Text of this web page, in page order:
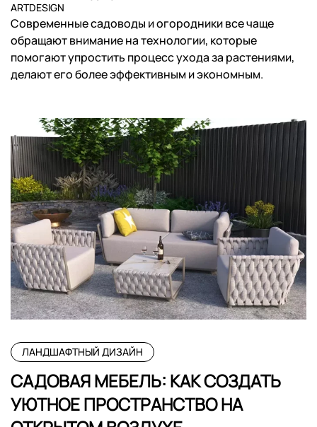
ARTDESIGN
Современные садоводы и огородники все чаще
обращают внимание на технологии, которые
помогают упростить процесс ухода за растениями,
делают его более эффективным и экономным.
ЛАНДШАФТНЫЙ ДИЗАЙН
САДОВАЯ МЕБЕЛЬ: КАК СОЗДАТЬ
УЮТНОЕ ПРОСТРАНСТВО НА